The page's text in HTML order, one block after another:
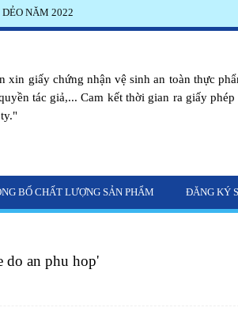
xin giấy chứng nhận vệ sinh an toàn thực
tác giả,... Cam kết thời gian ra giấy
BỐ CHẤT LƯỢNG SẢN PHẨM ĐĂNG KÝ
do an phu hop'